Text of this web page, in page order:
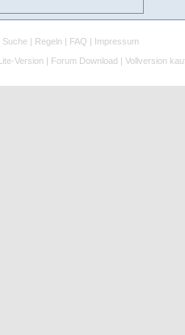
Suche | Regeln | FAQ | Impressum
Version | Forum Download | Vollversion